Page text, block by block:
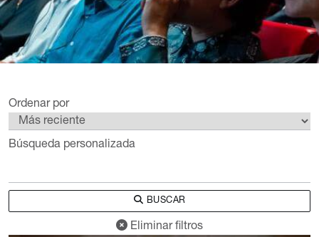
Ordenar por
Búsqueda personalizada
BUSCAR
Eliminar filtros